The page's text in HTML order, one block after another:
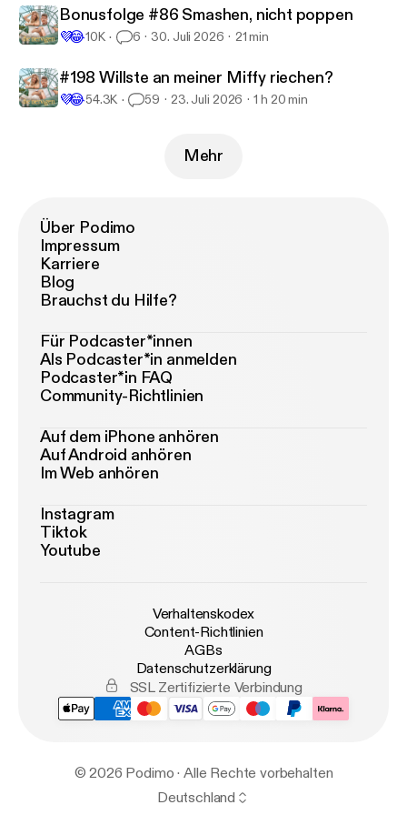
Bonusfolge #86 Smashen, nicht poppen
💜😂10K 6 30. Juli 2026 21 min
#198 Willste an meiner Miffy riechen?
💜😂54.3K 59 23. Juli 2026 1 h 20 min
Mehr
Über Podimo
Impressum
Karriere
Blog
Brauchst du Hilfe?
Für Podcaster*innen
Als Podcaster*in anmelden
Podcaster*in FAQ
Community-Richtlinien
Auf dem iPhone anhören
Auf Android anhören
Im Web anhören
Instagram
Tiktok
Youtube
Verhaltenskodex
Content-Richtlinien
AGBs
Datenschutzerklärung
SSL Zertifizierte Verbindung
© 2026 Podimo · Alle Rechte vorbehalten
Deutschland